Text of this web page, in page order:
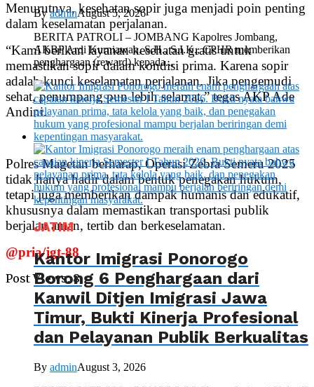
Menurutnya, kesehatan sopir juga menjadi poin penting
dalam keselamatan perjalanan.
“Kami berikan layanan kesehatan gratis untuk
memastikan sopir dalam kondisi prima. Karena sopir
adalah kunci keselamatan perjalanan. Jika pengemudi
sehat, penumpang pun lebih selamat,” tegas AKP Ade
Andini.
Polres Magetan berharap, Operasi Zebra Semeru 2025
tidak hanya hadir dalam bentuk penegakan hukum,
tetapi juga memberikan dampak humanis dan edukatif,
khususnya dalam memastikan transportasi publik
berjalan aman, tertib dan berkeselamatan.
@pria/jgt-88
Post Views: 8
ByadminAugust 5, 2026
BERITA PATROLI – JOMBANG Kapolres Jombang,
AKBP Ardi Kurniawan, S.H., S.I.K., CPHR memberikan
penghargaan (reward) kepada...
JATIM
Kantor Imigrasi Ponorogo
Borong 6 Penghargaan dari
Kanwil Ditjen Imigrasi Jawa
Timur, Bukti Kinerja Profesional
dan Pelayanan Publik Berkualitas
By adminAugust 3, 2026